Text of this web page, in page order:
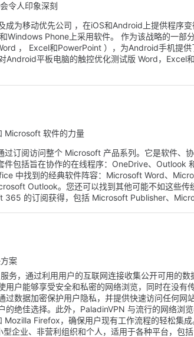
令人印象深刻
成为移动优先公司 ，在iOS和Android上提供程序
Windows Phone上采用软件。 作为该战略的一部
， Excel和PowerPoint ），为Android手机提
Android平板电脑的触控优化测试版 Word，Excel和
Microsoft 软件的力量
订阅访问整个 Microsoft 产品系列。它是软件、
包括旨在协作的在线程序：OneDrive、Outlook
中找到的经典软件阵容：Microsoft Word、
Outlook。您还可以找到其他可能不如这些传
365 的订阅获得，包括 Microsoft Publisher、
案
务，通过利用用户的互联网连接收集公开可用的数
用户能够享受安全和私密的网络浏览，同时在没有
数据加密保护用户隐私，并提供快速访问任何网站
的绝佳选择。此外，PaladinVPN 与流行的网络浏
Firefox，确保用户现有工作流程的轻松集成
企业、非营利组织和个人，适用于各种平台，包